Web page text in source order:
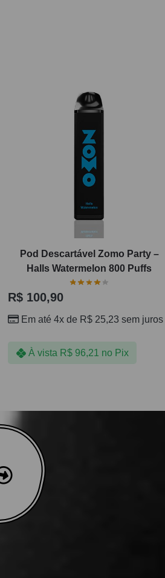
Pod Descartável Zomo Party –
Halls Watermelon 800 Puffs
R$100,90
Em até 4x de R$25,23 sem juros
À vista R$96,21 no Pix